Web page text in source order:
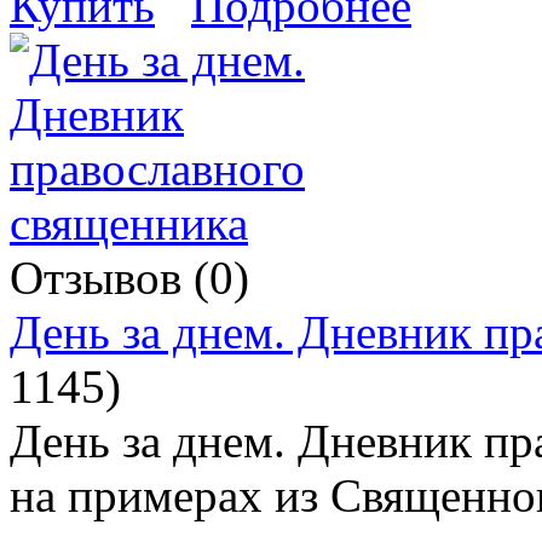
Отзывов (0)
День за днем. Дневник
1145)
День за днем. Дневник
на примерах из